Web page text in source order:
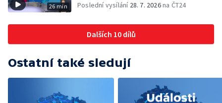
— Zemřela baletka Vlasta Pavelcová —
Jičíně
26 min Poslední vysílání 28. 7. 2026na ČT24
Dalších 10 dílů
Ostatní také sledují